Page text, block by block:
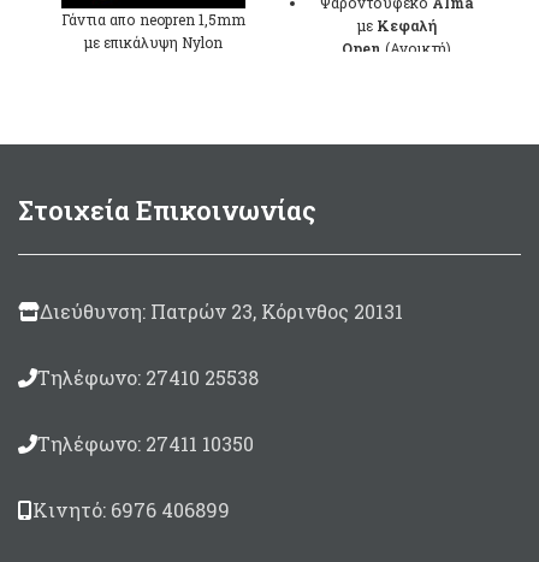
Γάντια απο neopren 1,5mm
με επικάλυψη Nylon
με Kεφαλή
Open (Ανοικτή)
Μoνόφτερη-Τρίκοπη με
άκρα
ρακόρ Anaconda Ø17,5
Στοιχεία Επικοινωνίας
Διεύθυνση: Πατρών 23, Κόρινθος 20131
Τηλέφωνο: 27410 25538
Τηλέφωνο: 27411 10350
Κινητό: 6976 406899